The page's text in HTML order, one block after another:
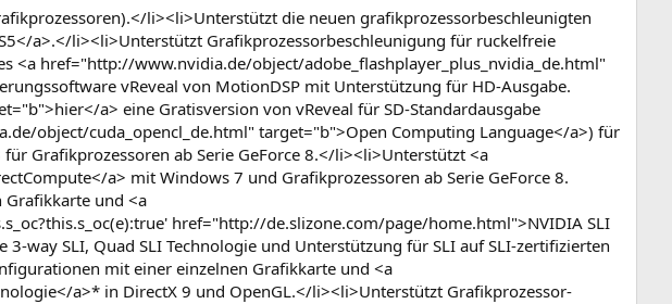
li><li>Unterstützt die neuen grafikprozessorbeschleunigten
a>.</li><li>Unterstützt Grafikprozessorbeschleunigung für ruckelfreie
<a href="http://www.nvidia.de/object/adobe_flashplayer_plus_nvidia_de.html"
vReveal von MotionDSP mit Unterstützung für HD-Ausgabe.
a> eine Gratisversion von vReveal für SD-Standardausgabe
object/cuda_opencl_de.html" target="b">Open Computing Language</a>) für
Grafikprozessoren ab Serie GeForce 8.</li><li>Unterstützt <a
a> mit Windows 7 und Grafikprozessoren ab Serie GeForce 8.
und <a
href="http://de.slizone.com/page/home.html">NVIDIA SLI
way SLI, Quad SLI Technologie und Unterstützung für SLI auf SLI-zertifizierten
mit einer einzelnen Grafikkarte und <a
a>* in DirectX 9 und OpenGL.</li><li>Unterstützt Grafikprozessor-